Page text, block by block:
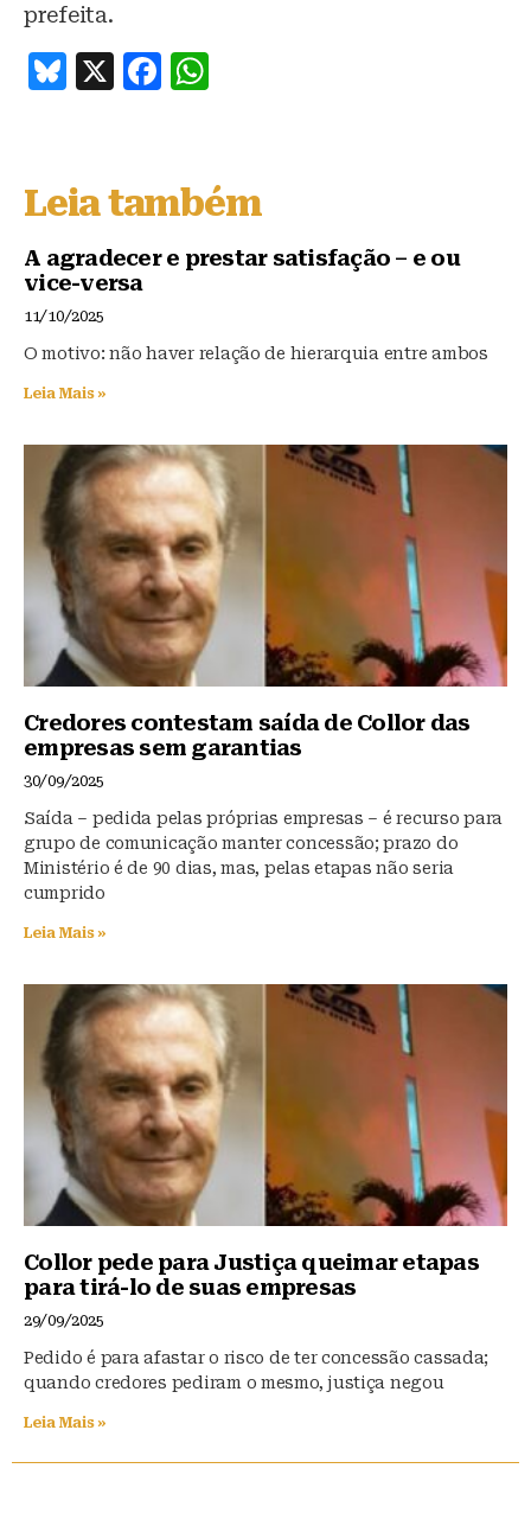
prefeita.
B
s
k
y
X
F
e
b
o
s
A
p
Leia também
A agradecer e prestar satisfação – e ou
vice-versa
11/10/2025
O motivo: não haver relação de hierarquia entre ambos
Leia Mais »
Credores contestam saída de Collor das
empresas sem garantias
30/09/2025
Saída – pedida pelas próprias empresas – é recurso para
grupo de comunicação manter concessão; prazo do
Ministério é de 90 dias, mas, pelas etapas não seria
cumprido
Leia Mais »
Collor pede para Justiça queimar etapas
para tirá-lo de suas empresas
29/09/2025
Pedido é para afastar o risco de ter concessão cassada;
quando credores pediram o mesmo, justiça negou
Leia Mais »